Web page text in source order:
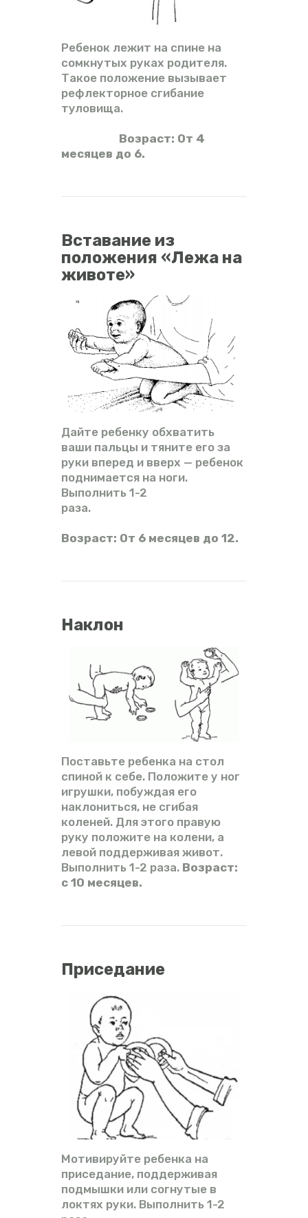
Ребенок лежит на спине на
сомкнутых руках родителя.
Такое положение вызывает
рефлекторное сгибание
туловища.
Возраст: От 4
месяцев до 6.
Вставание из
положения «Лежа на
животе»
Дайте ребенку обхватить
ваши пальцы и тяните его за
руки вперед и вверх — ребенок
поднимается на ноги.
Выполнить 1-2
раза.
Возраст: От 6 месяцев до 12.
Наклон
Поставьте ребенка на стол
спиной к себе. Положите у ног
игрушки, побуждая его
наклониться, не сгибая
коленей. Для этого правую
руку положите на колени, а
левой поддерживая живот.
Выполнить 1-2 раза. Возраст:
с 10 месяцев.
Приседание
Мотивируйте ребенка на
приседание, поддерживая
подмышки или согнутые в
локтях руки. Выполнить 1-2